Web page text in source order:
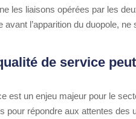
les liaisons opérées par les
l’apparition du duopole,
de service
est un enjeu majeur pour le
pour répondre aux attentes des